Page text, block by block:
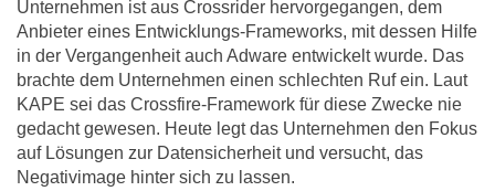
Unternehmen ist aus Crossrider hervorgegangen, dem
Anbieter eines Entwicklungs-Frameworks, mit dessen Hilfe
in der Vergangenheit auch Adware entwickelt wurde. Das
brachte dem Unternehmen einen schlechten Ruf ein. Laut
KAPE sei das Crossfire-Framework für diese Zwecke nie
gedacht gewesen. Heute legt das Unternehmen den Fokus
auf Lösungen zur Datensicherheit und versucht, das
Negativimage hinter sich zu lassen.